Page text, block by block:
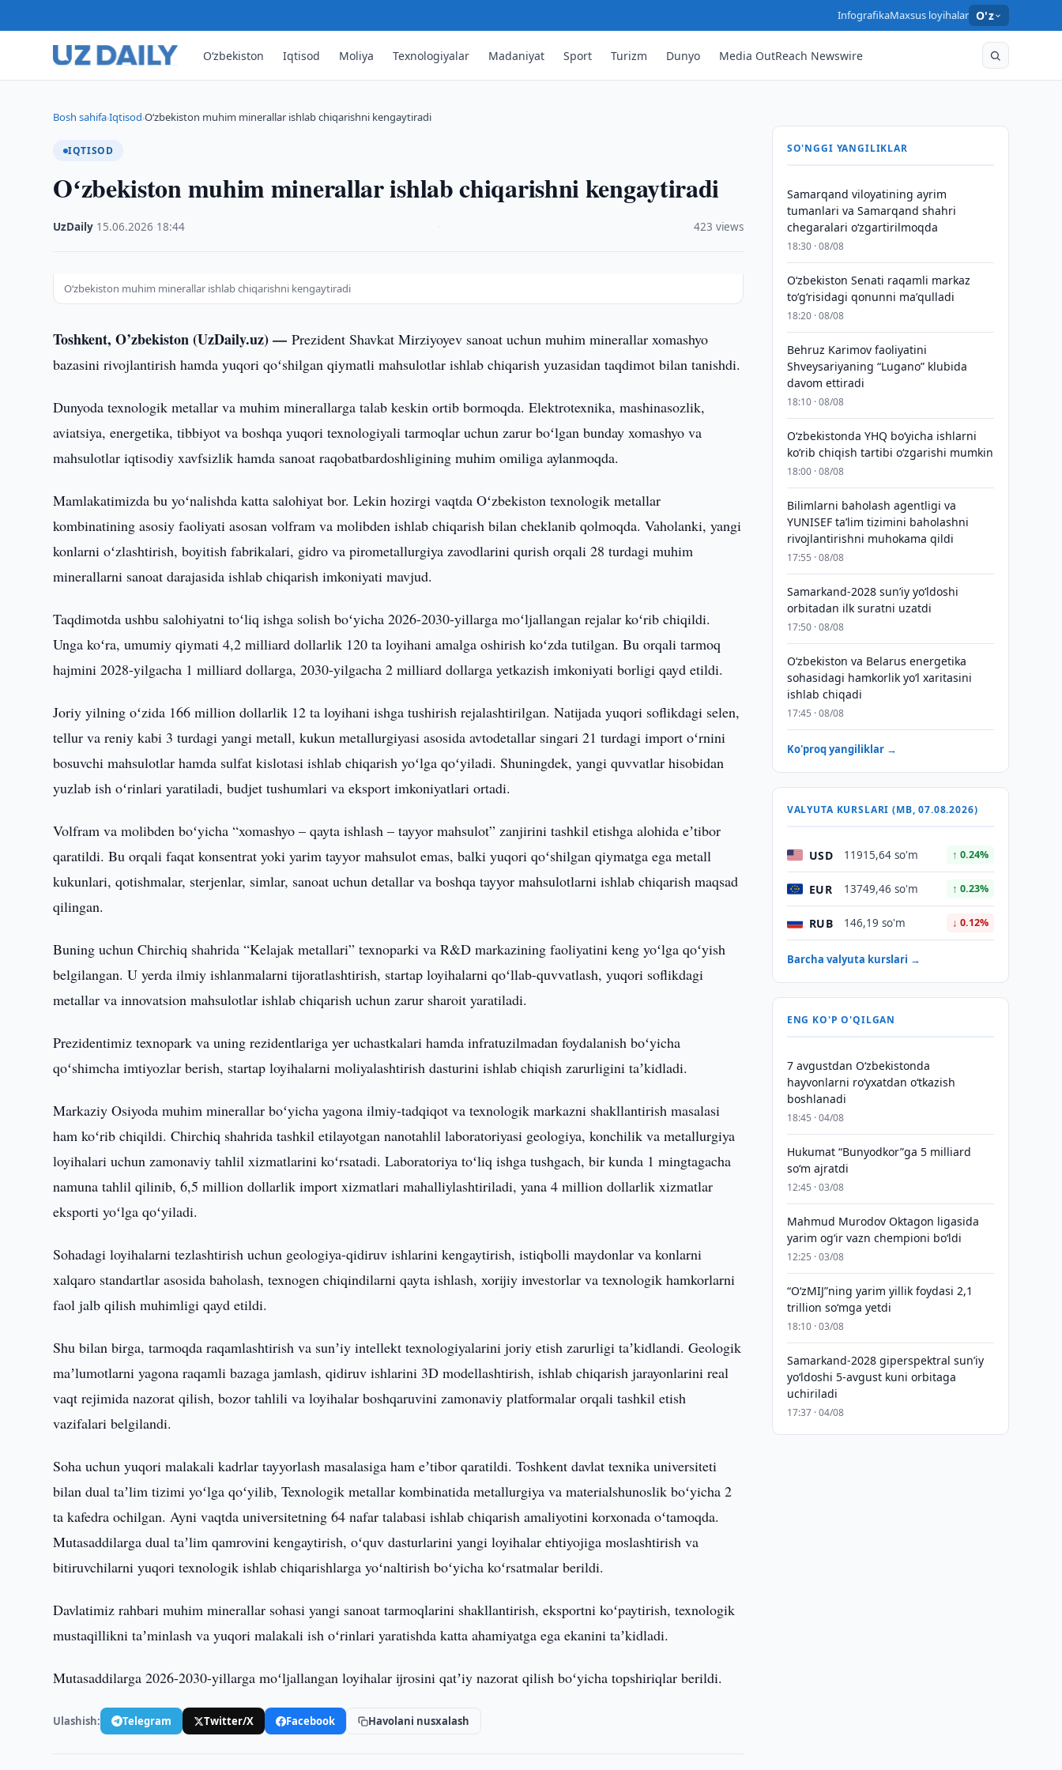
InfografikaMaxsus loyihalar O'z
O‘zbekiston Iqtisod Moliya Texnologiyalar Madaniyat Sport Turizm Dunyo Media OutReach Newswire
Bosh sahifa›Iqtisod›Oʻzbekiston muhim minerallar ishlab chiqarishni kengaytiradi
IQTISOD
Oʻzbekiston muhim minerallar ishlab chiqarishni kengaytiradi
UzDaily 15.06.2026 18:44 423 views
Oʻzbekiston muhim minerallar ishlab chiqarishni kengaytiradi
Toshkent, O’zbekiston (UzDaily.uz) —Prezident Shavkat Mirziyoyev sanoat uchun muhim minerallar xomashyo
bazasini rivojlantirish hamda yuqori qoʻshilgan qiymatli mahsulotlar ishlab chiqarish yuzasidan taqdimot bilan tanishdi.
Dunyoda texnologik metallar va muhim minerallarga talab keskin ortib bormoqda. Elektrotexnika, mashinasozlik,
aviatsiya, energetika, tibbiyot va boshqa yuqori texnologiyali tarmoqlar uchun zarur boʻlgan bunday xomashyo va
mahsulotlar iqtisodiy xavfsizlik hamda sanoat raqobatbardoshligining muhim omiliga aylanmoqda.
Mamlakatimizda bu yoʻnalishda katta salohiyat bor. Lekin hozirgi vaqtda Oʻzbekiston texnologik metallar
kombinatining asosiy faoliyati asosan volfram va molibden ishlab chiqarish bilan cheklanib qolmoqda. Vaholanki, yangi
konlarni oʻzlashtirish, boyitish fabrikalari, gidro va pirometallurgiya zavodlarini qurish orqali 28 turdagi muhim
minerallarni sanoat darajasida ishlab chiqarish imkoniyati mavjud.
Taqdimotda ushbu salohiyatni toʻliq ishga solish boʻyicha 2026-2030-yillarga moʻljallangan rejalar koʻrib chiqildi.
Unga koʻra, umumiy qiymati 4,2 milliard dollarlik 120 ta loyihani amalga oshirish koʻzda tutilgan. Bu orqali tarmoq
hajmini 2028-yilgacha 1 milliard dollarga, 2030-yilgacha 2 milliard dollarga yetkazish imkoniyati borligi qayd etildi.
Joriy yilning oʻzida 166 million dollarlik 12 ta loyihani ishga tushirish rejalashtirilgan. Natijada yuqori soflikdagi selen,
tellur va reniy kabi 3 turdagi yangi metall, kukun metallurgiyasi asosida avtodetallar singari 21 turdagi import oʻrnini
bosuvchi mahsulotlar hamda sulfat kislotasi ishlab chiqarish yoʻlga qoʻyiladi. Shuningdek, yangi quvvatlar hisobidan
yuzlab ish oʻrinlari yaratiladi, budjet tushumlari va eksport imkoniyatlari ortadi.
Volfram va molibden boʻyicha “xomashyo – qayta ishlash – tayyor mahsulot” zanjirini tashkil etishga alohida eʼtibor
qaratildi. Bu orqali faqat konsentrat yoki yarim tayyor mahsulot emas, balki yuqori qoʻshilgan qiymatga ega metall
kukunlari, qotishmalar, sterjenlar, simlar, sanoat uchun detallar va boshqa tayyor mahsulotlarni ishlab chiqarish maqsad
qilingan.
Buning uchun Chirchiq shahrida “Kelajak metallari” texnoparki va R&D markazining faoliyatini keng yoʻlga qoʻyish
belgilangan. U yerda ilmiy ishlanmalarni tijoratlashtirish, startap loyihalarni qoʻllab-quvvatlash, yuqori soflikdagi
metallar va innovatsion mahsulotlar ishlab chiqarish uchun zarur sharoit yaratiladi.
Prezidentimiz texnopark va uning rezidentlariga yer uchastkalari hamda infratuzilmadan foydalanish boʻyicha
qoʻshimcha imtiyozlar berish, startap loyihalarni moliyalashtirish dasturini ishlab chiqish zarurligini taʼkidladi.
Markaziy Osiyoda muhim minerallar boʻyicha yagona ilmiy-tadqiqot va texnologik markazni shakllantirish masalasi
ham koʻrib chiqildi. Chirchiq shahrida tashkil etilayotgan nanotahlil laboratoriyasi geologiya, konchilik va metallurgiya
loyihalari uchun zamonaviy tahlil xizmatlarini koʻrsatadi. Laboratoriya toʻliq ishga tushgach, bir kunda 1 mingtagacha
namuna tahlil qilinib, 6,5 million dollarlik import xizmatlari mahalliylashtiriladi, yana 4 million dollarlik xizmatlar
eksporti yoʻlga qoʻyiladi.
Sohadagi loyihalarni tezlashtirish uchun geologiya-qidiruv ishlarini kengaytirish, istiqbolli maydonlar va konlarni
xalqaro standartlar asosida baholash, texnogen chiqindilarni qayta ishlash, xorijiy investorlar va texnologik hamkorlarni
faol jalb qilish muhimligi qayd etildi.
Shu bilan birga, tarmoqda raqamlashtirish va sunʼiy intellekt texnologiyalarini joriy etish zarurligi taʼkidlandi. Geologik
maʼlumotlarni yagona raqamli bazaga jamlash, qidiruv ishlarini 3D modellashtirish, ishlab chiqarish jarayonlarini real
vaqt rejimida nazorat qilish, bozor tahlili va loyihalar boshqaruvini zamonaviy platformalar orqali tashkil etish
vazifalari belgilandi.
Soha uchun yuqori malakali kadrlar tayyorlash masalasiga ham eʼtibor qaratildi. Toshkent davlat texnika universiteti
bilan dual taʼlim tizimi yoʻlga qoʻyilib, Texnologik metallar kombinatida metallurgiya va materialshunoslik boʻyicha 2
ta kafedra ochilgan. Ayni vaqtda universitetning 64 nafar talabasi ishlab chiqarish amaliyotini korxonada oʻtamoqda.
Mutasaddilarga dual taʼlim qamrovini kengaytirish, oʻquv dasturlarini yangi loyihalar ehtiyojiga moslashtirish va
bitiruvchilarni yuqori texnologik ishlab chiqarishlarga yoʻnaltirish boʻyicha koʻrsatmalar berildi.
Davlatimiz rahbari muhim minerallar sohasi yangi sanoat tarmoqlarini shakllantirish, eksportni koʻpaytirish, texnologik
mustaqillikni taʼminlash va yuqori malakali ish oʻrinlari yaratishda katta ahamiyatga ega ekanini taʼkidladi.
Mutasaddilarga 2026-2030-yillarga moʻljallangan loyihalar ijrosini qatʼiy nazorat qilish boʻyicha topshiriqlar berildi.
Ulashish: Telegram Twitter/X Facebook Havolani nusxalash
SO'NGGI YANGILIKLAR
Samarqand viloyatining ayrim
tumanlari va Samarqand shahri
chegaralari oʻzgartirilmoqda
18:30 · 08/08
Oʻzbekiston Senati raqamli markaz
toʻgʻrisidagi qonunni maʼqulladi
18:20 · 08/08
Behruz Karimov faoliyatini
Shveysariyaning “Lugano” klubida
davom ettiradi
18:10 · 08/08
O‘zbekistonda YHQ bo‘yicha ishlarni
ko‘rib chiqish tartibi o‘zgarishi mumkin
18:00 · 08/08
Bilimlarni baholash agentligi va
YUNISEF taʼlim tizimini baholashni
rivojlantirishni muhokama qildi
17:55 · 08/08
Samarkand-2028 sunʼiy yo‘ldoshi
orbitadan ilk suratni uzatdi
17:50 · 08/08
Oʻzbekiston va Belarus energetika
sohasidagi hamkorlik yoʻl xaritasini
ishlab chiqadi
17:45 · 08/08
Ko'proq yangiliklar →
VALYUTA KURSLARI (MB, 07.08.2026)
USD 11915,64 so'm ↑ 0.24%
EUR 13749,46 so'm ↑ 0.23%
RUB 146,19 so'm ↓ 0.12%
Barcha valyuta kurslari →
ENG KO'P O'QILGAN
7 avgustdan O‘zbekistonda
hayvonlarni ro‘yxatdan o‘tkazish
boshlanadi
18:45 · 04/08
Hukumat “Bunyodkor”ga 5 milliard
so‘m ajratdi
12:45 · 03/08
Mahmud Murodov Oktagon ligasida
yarim og‘ir vazn chempioni bo‘ldi
12:25 · 03/08
“O‘zMIJ”ning yarim yillik foydasi 2,1
trillion so‘mga yetdi
18:10 · 03/08
Samarkand-2028 giperspektral sun’iy
yo‘ldoshi 5-avgust kuni orbitaga
uchiriladi
17:37 · 04/08